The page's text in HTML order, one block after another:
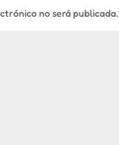
no será publicada.